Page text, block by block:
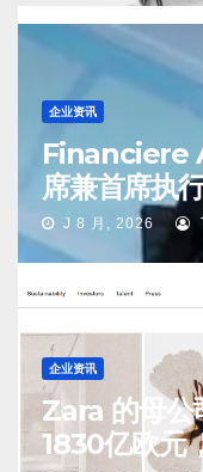
企业资讯
Financiere
席兼首席执
J 8 月, 2026
企业资讯
Zara 的母
1830亿欧元